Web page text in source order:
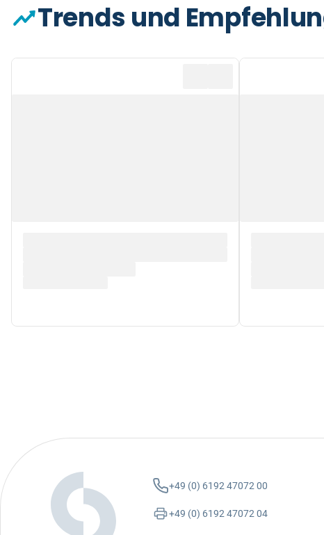
Trends und
+49 (0) 6192 47072 00
+49 (0) 6192 47072 04